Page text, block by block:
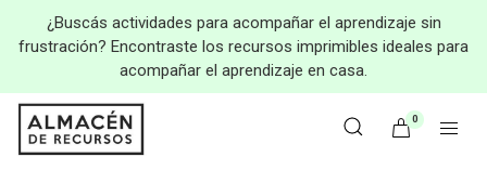
¿Buscás actividades para acompañar el aprendizaje sin
frustración? Encontraste los recursos imprimibles ideales para
acompañar el aprendizaje en casa.
0